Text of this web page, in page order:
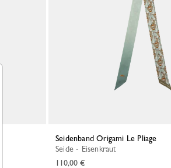
Seidenband Origami Le Pliage
Seide - Eisenkraut
110,00 €